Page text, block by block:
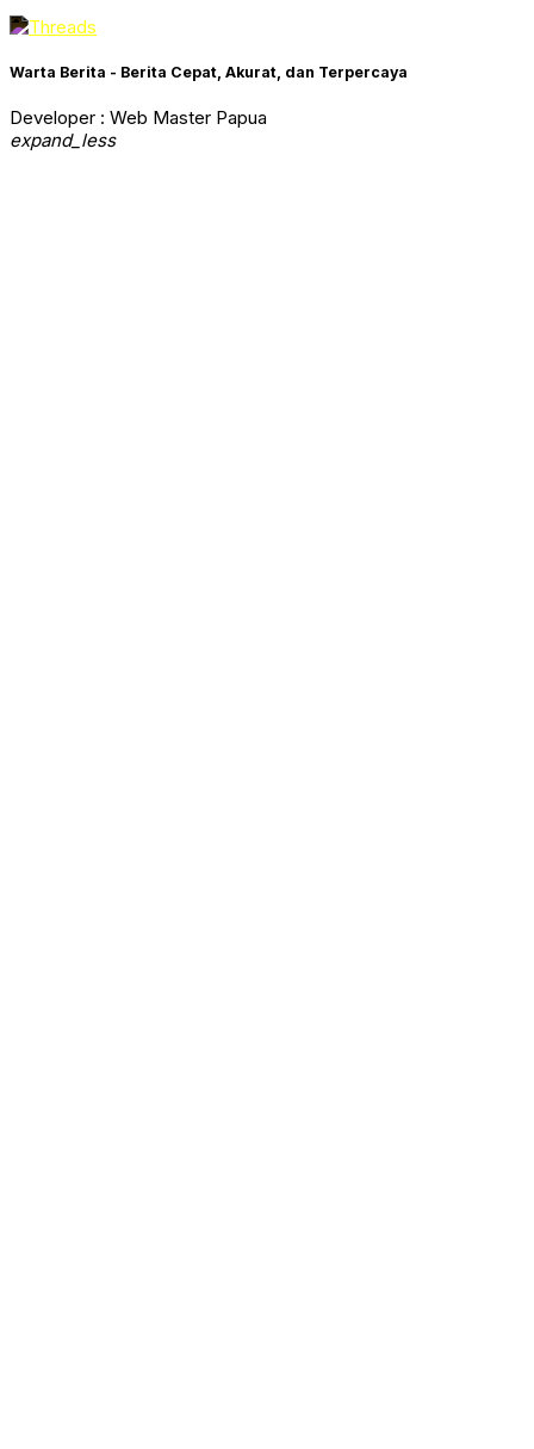
Warta Berita - Berita Cepat, Akurat, dan Terpercaya
Developer : Web Master Papua
expand_less